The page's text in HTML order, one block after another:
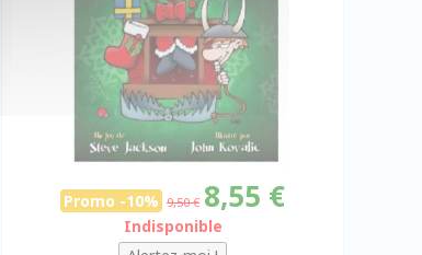
Promo -10% 9,50 € 8,55 €
Indisponible